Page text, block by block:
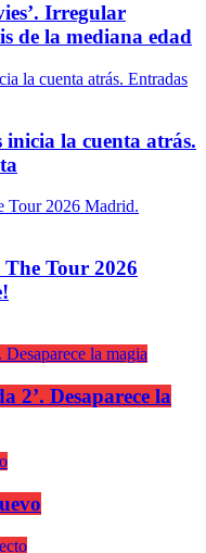
Irregular
de la mediana edad
la cuenta atrás.
Tour 2026
2’. Desaparece la